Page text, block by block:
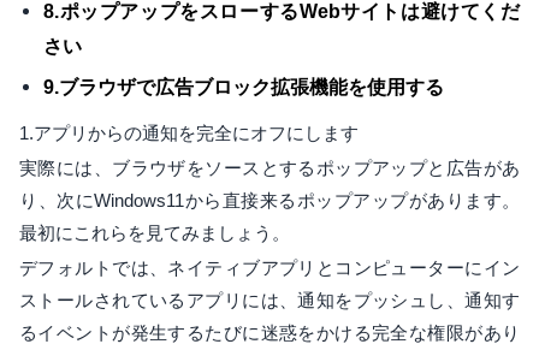
8.ポップアップをスローするWebサイトは避けてくだ
さい
9.ブラウザで広告ブロック拡張機能を使用する
1.アプリからの通知を完全にオフにします
実際には、ブラウザをソースとするポップアップと広告があ
り、次にWindows11から直接来るポップアップがあります。
最初にこれらを見てみましょう。
デフォルトでは、ネイティブアプリとコンピューターにイン
ストールされているアプリには、通知をプッシュし、通知す
るイベントが発生するたびに迷惑をかける完全な権限があり